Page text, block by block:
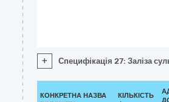
+ Специфікація 27: Заліза
КОНКРЕТНА НАЗВА
КІЛЬКІСТЬ